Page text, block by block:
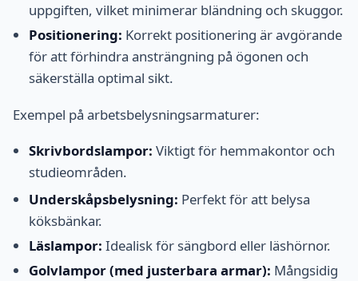
uppgiften, vilket minimerar bländning och skuggor.
Positionering: Korrekt positionering är avgörande
för att förhindra ansträngning på ögonen och
säkerställa optimal sikt.
Exempel på arbetsbelysningsarmaturer:
Skrivbordslampor: Viktigt för hemmakontor och
studieområden.
Underskåpsbelysning: Perfekt för att belysa
köksbänkar.
Läslampor: Idealisk för sängbord eller läshörnor.
Golvlampor (med justerbara armar): Mångsidig